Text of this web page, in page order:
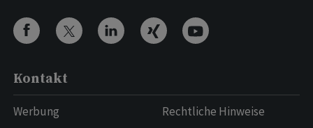
Kontakt
Werbung
Rechtliche Hinweise